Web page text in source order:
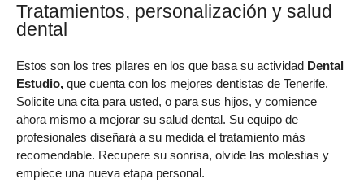
Tratamientos, personalización y salud
dental
Estos son los tres pilares en los que basa su actividad Dental
Estudio, que cuenta con los mejores dentistas de Tenerife.
Solicite una cita para usted, o para sus hijos, y comience
ahora mismo a mejorar su salud dental. Su equipo de
profesionales diseñará a su medida el tratamiento más
recomendable. Recupere su sonrisa, olvide las molestias y
empiece una nueva etapa personal.